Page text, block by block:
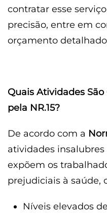
contratar esse
precisão, entre em
orçamento
Quais Atividades
pela NR.15?
De acordo com a
atividades
expõem os
prejudiciais à saúde,
Níveis elevados